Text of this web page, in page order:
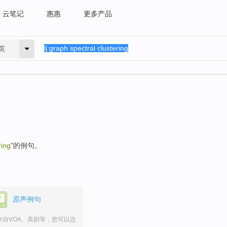
云笔记 惠惠 更多产品
"的例句。
原声例句
自VOA、美剧等，您可以边